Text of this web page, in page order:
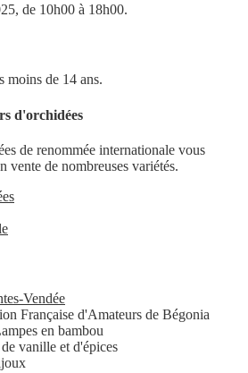
de 10h00 à 18h00.
moins de 14 ans.
d'orchidées
de renommée internationale vous
vente de nombreuses variétés.
Vendée
Française d'Amateurs de Bégonia
en bambou
vanille et d'épices